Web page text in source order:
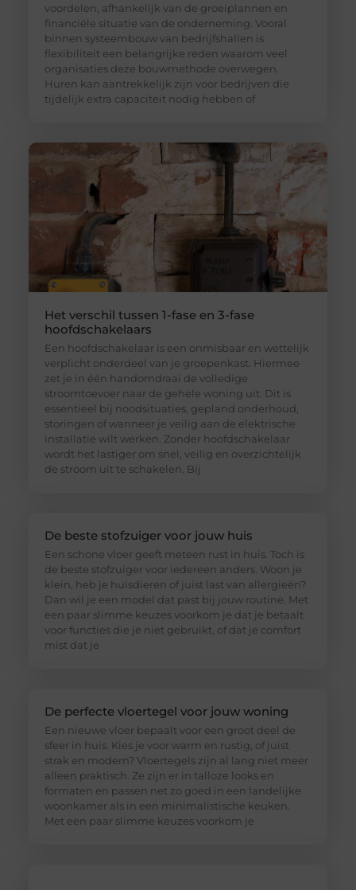
voordelen, afhankelijk van de groeiplannen en
financiële situatie van de onderneming. Vooral
binnen systeembouw van bedrijfshallen is
flexibiliteit een belangrijke reden waarom veel
organisaties deze bouwmethode overwegen.
Huren kan aantrekkelijk zijn voor bedrijven die
tijdelijk extra capaciteit nodig hebben of
Het verschil tussen 1-fase en 3-fase
hoofdschakelaars
Een hoofdschakelaar is een onmisbaar en wettelijk
verplicht onderdeel van je groepenkast. Hiermee
zet je in één handomdraai de volledige
stroomtoevoer naar de gehele woning uit. Dit is
essentieel bij noodsituaties, gepland onderhoud,
storingen of wanneer je veilig aan de elektrische
installatie wilt werken. Zonder hoofdschakelaar
wordt het lastiger om snel, veilig en overzichtelijk
de stroom uit te schakelen. Bij
De beste stofzuiger voor jouw huis
Een schone vloer geeft meteen rust in huis. Toch is
de beste stofzuiger voor iedereen anders. Woon je
klein, heb je huisdieren of juist last van allergieën?
Dan wil je een model dat past bij jouw routine. Met
een paar slimme keuzes voorkom je dat je betaalt
voor functies die je niet gebruikt, of dat je comfort
mist dat je
De perfecte vloertegel voor jouw woning
Een nieuwe vloer bepaalt voor een groot deel de
sfeer in huis. Kies je voor warm en rustig, of juist
strak en modern? Vloertegels zijn al lang niet meer
alleen praktisch. Ze zijn er in talloze looks en
formaten en passen net zo goed in een landelijke
woonkamer als in een minimalistische keuken.
Met een paar slimme keuzes voorkom je